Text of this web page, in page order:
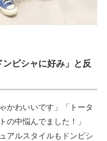
ンピシャに好み」と反
かわいいです」「トータ
の中悩んでました！」
アルスタイルもドンピシ